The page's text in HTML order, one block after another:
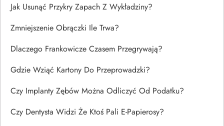
Jak Usunąć Przykry Zapach Z Wykładziny?
Zmniejszenie Obrączki Ile Trwa?
Dlaczego Frankowicze Czasem Przegrywają?
Gdzie Wziąć Kartony Do Przeprowadzki?
Czy Implanty Zębów Można Odliczyć Od Podatku?
Czy Dentysta Widzi Że Ktoś Pali E-Papierosy?